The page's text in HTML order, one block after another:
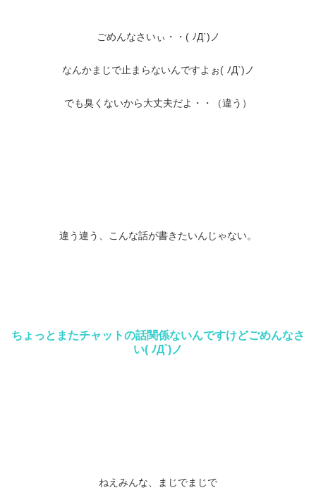
ごめんなさいぃ・・( ﾉД`)ノ
なんかまじで止まらないんですよぉ( ﾉД`)ノ
でも臭くないから大丈夫だよ・・（違う）
違う違う、こんな話が書きたいんじゃない。
ちょっとまたチャットの話関係ないんですけどごめんなさ
い( ﾉД`)ノ
ねえみんな、まじでまじで